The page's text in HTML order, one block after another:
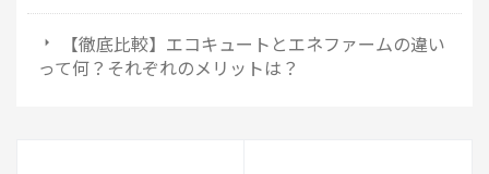
【徹底比較】エコキュートとエネファームの違い
って何？それぞれのメリットは？